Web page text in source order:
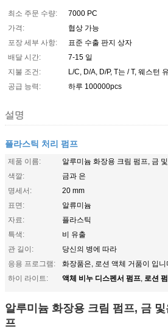
최소 주문 수량:
7000 PC
가격:
협상 가능
포장 세부 사항:
표준 수출 판지 상자
배달 시간:
7-15 일
지불 조건:
L/C, D/A, D/P, T는 / T, 웨스턴
공급 능력:
하루 100000pcs
설명
플라스틱 처리 펌프
제품 이름:
알루미늄 화장용 크림 펌프, 금
색깔:
금과 은
명세서:
20 mm
표면:
알류미늄
자료:
플라스틱
특색:
비 유출
관 길이:
당신의 병에 따라
응용 프로그램:
화장품은, 로션 액체 거품이 입니
하이 라이트:
액체 비누 디스펜서 펌프, 로션
알루미늄 화장용 크림 펌프, 금
프